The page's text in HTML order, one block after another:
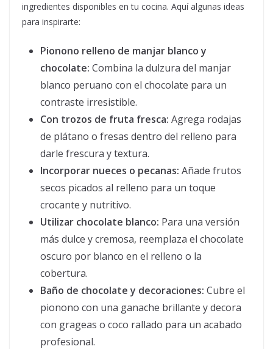
ingredientes disponibles en tu cocina. Aquí algunas ideas
para inspirarte:
Pionono relleno de manjar blanco y
chocolate: Combina la dulzura del manjar
blanco peruano con el chocolate para un
contraste irresistible.
Con trozos de fruta fresca: Agrega rodajas
de plátano o fresas dentro del relleno para
darle frescura y textura.
Incorporar nueces o pecanas: Añade frutos
secos picados al relleno para un toque
crocante y nutritivo.
Utilizar chocolate blanco: Para una versión
más dulce y cremosa, reemplaza el chocolate
oscuro por blanco en el relleno o la
cobertura.
Baño de chocolate y decoraciones: Cubre el
pionono con una ganache brillante y decora
con grageas o coco rallado para un acabado
profesional.